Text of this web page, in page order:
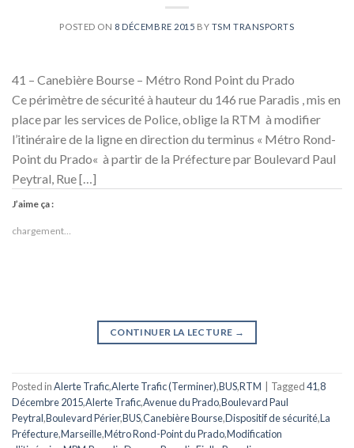
POSTED ON 8 DÉCEMBRE 2015 BY TSM TRANSPORTS
41 – Canebière Bourse – Métro Rond Point du Prado
Ce périmètre de sécurité à hauteur du 146 rue Paradis , mis en
place par les services de Police, oblige la RTM à modifier
l’itinéraire de la ligne en direction du terminus « Métro Rond-
Point du Prado« à partir de la Préfecture par Boulevard Paul
Peytral, Rue […]
J’aime ça :
chargement…
CONTINUER LA LECTURE →
Posted inAlerte Trafic,Alerte Trafic (Terminer),BUS,RTM Tagged41,8
Décembre 2015,Alerte Trafic,Avenue du Prado,Boulevard Paul
Peytral,Boulevard Périer,BUS,Canebière Bourse,Dispositif de sécurité,La
Préfecture,Marseille,Métro Rond-Point du Prado,Modification